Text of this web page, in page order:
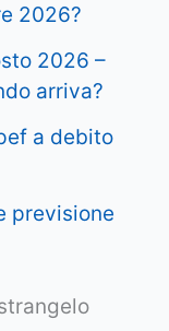
2026?
2026 –
arriva?
a debito
previsione